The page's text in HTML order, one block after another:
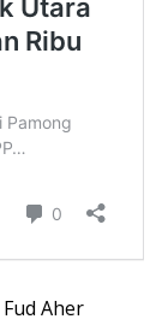
Aher